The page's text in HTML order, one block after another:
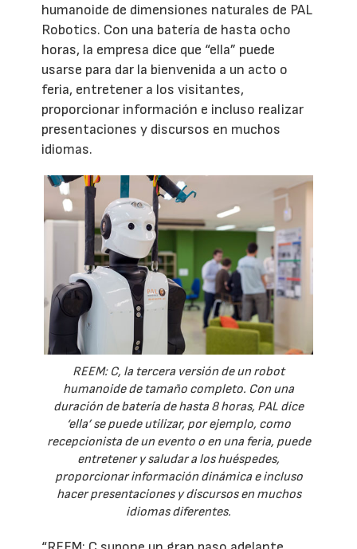
humanoide de dimensiones naturales de PAL
Robotics. Con una batería de hasta ocho
horas, la empresa dice que “ella” puede
usarse para dar la bienvenida a un acto o
feria, entretener a los visitantes,
proporcionar información e incluso realizar
presentaciones y discursos en muchos
idiomas.
REEM: C, la tercera versión de un robot
humanoide de tamaño completo. Con una
duración de batería de hasta 8 horas, PAL dice
‘ella’ se puede utilizar, por ejemplo, como
recepcionista de un evento o en una feria, puede
entretener y saludar a los huéspedes,
proporcionar información dinámica e incluso
hacer presentaciones y discursos en muchos
idiomas diferentes.